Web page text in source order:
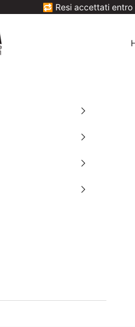
Resi accettati entro 14 gg dalla